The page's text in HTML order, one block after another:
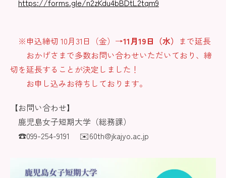
https://forms.gle/n2zKdu4bBDtL2tqm9
※申込締切 10月31日（金）→11月19日（水） まで延長
おかげさまで多数お問い合わせいただいており、締
切を延長することが決定しました！
お申し込みお待ちしております。
【お問い合わせ】
鹿児島女子短期大学（総務課）
☎099-254-9191 ✉️60th@jkajyo.ac.jp